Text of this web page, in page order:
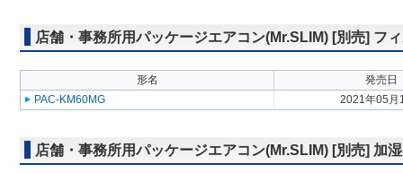
店舗・事務所用パッケージエアコン(Mr.SLIM) [別売] フ
形名
発売日
PAC-KM60MG
2021年05月
店舗・事務所用パッケージエアコン(Mr.SLIM) [別売] 加